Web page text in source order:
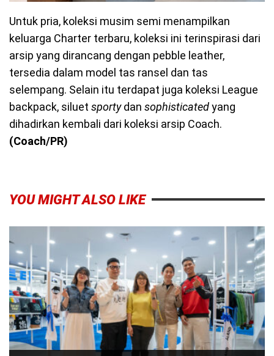
Untuk pria, koleksi musim semi menampilkan
keluarga Charter terbaru, koleksi ini terinspirasi dari
arsip yang dirancang dengan pebble leather,
tersedia dalam model tas ransel dan tas
selempang. Selain itu terdapat juga koleksi League
backpack, siluet sportydan sophisticatedyang
dihadirkan kembali dari koleksi arsip Coach.
(Coach/PR)
YOU MIGHT ALSO LIKE